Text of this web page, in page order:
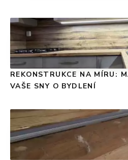
REKONSTRUKCE NA MÍRU:
VAŠE SNY O BYDLENÍ